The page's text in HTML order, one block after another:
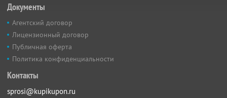
Документы
Агентский договор
Лицензионный договор
Публичная оферта
Политика конфиденциальности
Контакты
sprosi@kupikupon.ru